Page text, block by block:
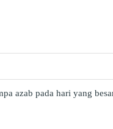
azab pada hari yang